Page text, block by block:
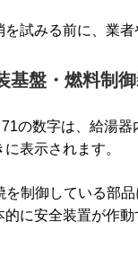
試みる前に、業
基盤・燃料制
の数字は、給湯
表示されます。
制御している部
に安全装置が作